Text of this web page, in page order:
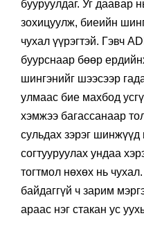
бууруулдаг. Уг даавар
зохицуулж, биеийн
чухал үүрэгтэй. Гэвч
буурснаар бөөр
шингэнийг шээсээр
улмаас бие махбод
хэмжээ багассанаар
сульдах зэрэг шинжүүд
согтууруулах ундаа
тогтмол нөхөх нь
байдаггүй ч зарим
араас нэг стакан ус